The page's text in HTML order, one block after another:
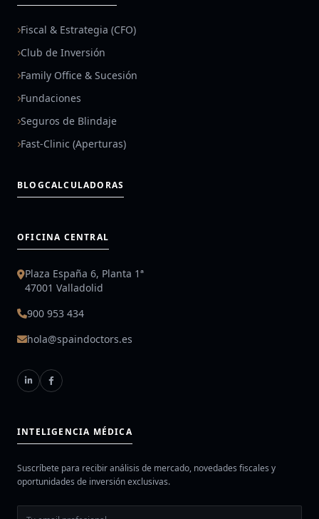
Fiscal & Estrategia (CFO)
Club de Inversión
Family Office & Sucesión
Fundaciones
Seguros de Blindaje
Fast-Clinic (Aperturas)
BLOGCALCULADORAS
OFICINA CENTRAL
Plaza España 6, Planta 1ª
47001 Valladolid
900 953 434
hola@spaindoctors.es
INTELIGENCIA MÉDICA
Suscríbete para recibir análisis de mercado, novedades fiscales y
oportunidades de inversión exclusivas.